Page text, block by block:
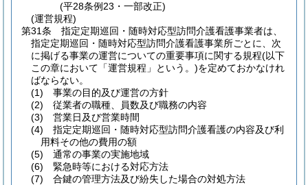
(平28条例23・一部改正)
(運営規程)
第31条
指定定期巡回・随時対応型訪問介護看護事業者は、
指定定期巡回・随時対応型訪問介護看護事業所ごとに、次
に掲げる事業の運営についての重要事項に関する規程(以下
この章において「運営規程」という。)を定めておかなけれ
ばならない。
(1)
事業の目的及び運営の方針
(2)
従業者の職種、員数及び職務の内容
(3)
営業日及び営業時間
(4)
指定定期巡回・随時対応型訪問介護看護の内容及び利
用料その他の費用の額
(5)
通常の事業の実施地域
(6)
緊急時等における対応方法
(7)
合鍵の管理方法及び紛失した場合の対処方法